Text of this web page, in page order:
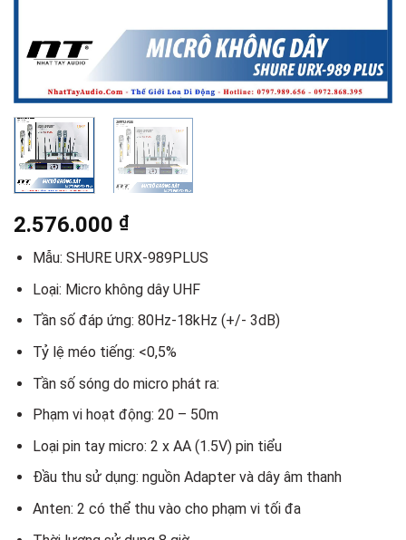
2.576.000 ₫
Mẫu: SHURE URX-989PLUS
Loại: Micro không dây UHF
Tần số đáp ứng: 80Hz-18kHz (+/- 3dB)
Tỷ lệ méo tiếng: <0,5%
Tần số sóng do micro phát ra:
Phạm vi hoạt động: 20 – 50m
Loại pin tay micro: 2 x AA (1.5V) pin tiểu
Đầu thu sử dụng: nguồn Adapter và dây âm thanh
Anten: 2 có thể thu vào cho phạm vi tối đa